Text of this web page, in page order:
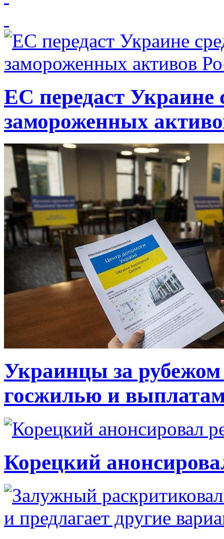
ЕС передаст Украине
замороженных
Украинцы за рубежом
госжилью и
Корецкий